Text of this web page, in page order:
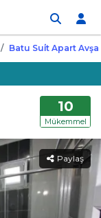
Batu Sui̇t Apart Avşa
10
Mükemmel
Paylaş